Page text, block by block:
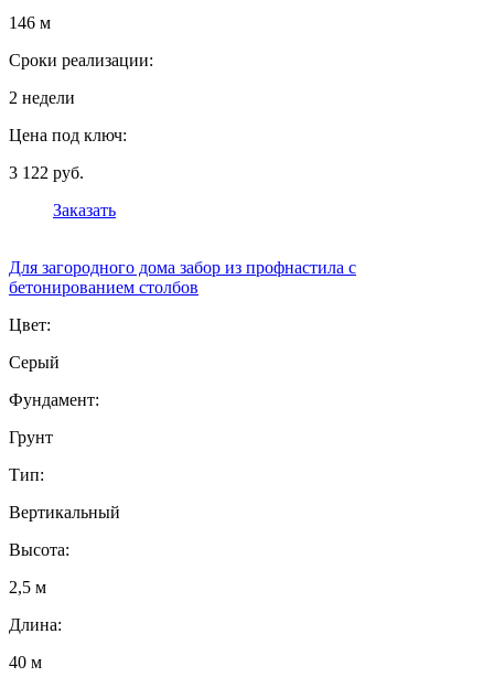
146 м
Сроки реализации:
2 недели
Цена под ключ:
3 122 руб.
Заказать
Для загородного дома забор из профнастила с
бетонированием столбов
Цвет:
Серый
Фундамент:
Грунт
Тип:
Вертикальный
Высота:
2,5 м
Длина:
40 м